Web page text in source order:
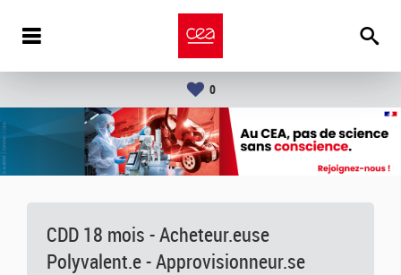
0
CDD 18 mois - Acheteur.euse
Polyvalent.e - Approvisionneur.se